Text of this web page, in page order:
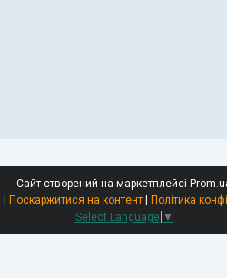
Сайт створений на маркетплейсі
Поскаржитися на контент
Політика
Select Language ▼